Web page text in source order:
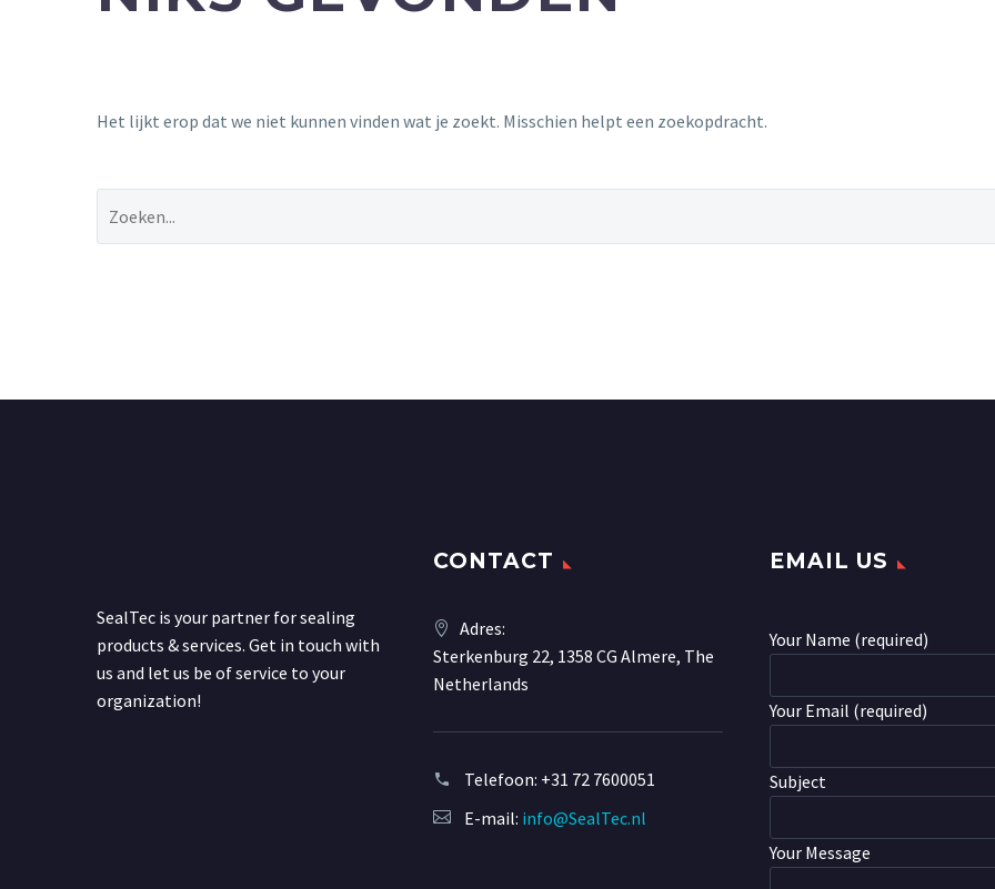
Het lijkt erop dat we niet kunnen vinden wat je zoekt. Misschien helpt een zoekopdracht.
SealTec is your partner for sealing
products & services. Get in touch with
us and let us be of service to your
organization!
CONTACT
Adres:
Sterkenburg 22, 1358 CG Almere, The
Netherlands
Telefoon: +31 72 7600051
E-mail: info@SealTec.nl
EMAIL US
Your Name (required)
Your Email (required)
Subject
Your Message